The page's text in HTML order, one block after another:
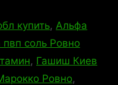
купить, Альфа
соль Ровно
, Гашиш Киев
Ровно,